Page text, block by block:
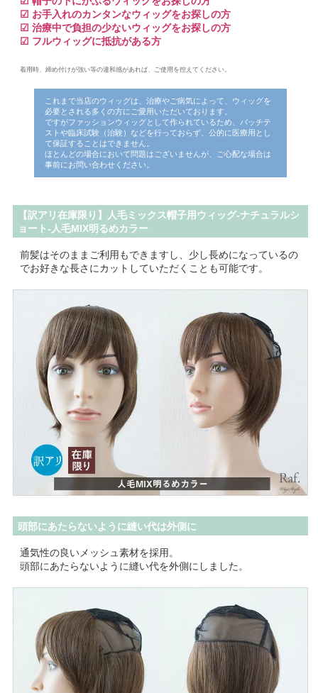
☑ お手入れのカンタンなウィッグをお探しの方
☑ 治療中で負担の少ないウィッグをお探しの方
☑ フルウィッグに抵抗がある方
着用時、締め付けが強い等の違和感があれば、ご使用を控えてください。
これまで当店のウィッグは、治療やご病気によって、ウィッグを
必要とされる多くの方にご愛用いただいております。
ですがファッションウィッグとして作られているため、パッチテ
ストや臨床試験（治験）などを行っておらず、公的に医療用とし
て保証することはできません。
ほとんどの場合において問題はございませんが、ご心配な場合は
事前にお問い合わせください。
【訳アリ在庫限り】人毛ミックス帽子用ウィッグ-ナチュラルシ
ョート-人毛MIX明るめカラー
前髪はそのままご利用もできますし、少し長めになっているの
でお好きな長さにカットしていただくことも可能です。
頭部にあたらないように縫い代は外側に
通気性の良いメッシュ素材を採用。
頭部にあたらないように縫い代を外側にしました。